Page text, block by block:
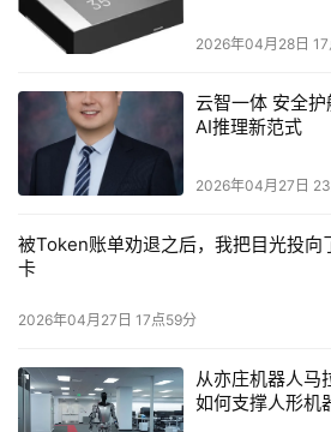
2026年04月28日 17
云智一体 安全
AI推理新范式
2026年04月27日
被Token账单劝退之后，我把目光投向
卡
2026年04月27日 17点59分
从亦庄机器人马
如何支撑人形机